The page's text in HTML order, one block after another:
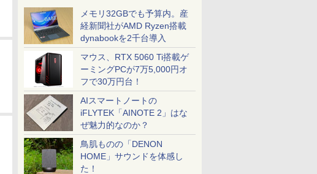
メモリ32GBでも予算内。産
経新聞社がAMD Ryzen搭載
dynabookを2千台導入
マウス、RTX 5060 Ti搭載ゲ
ーミングPCが7万5,000円オ
フで30万円台！
AIスマートノートの
iFLYTEK「AINOTE 2」はな
ぜ魅力的なのか？
鳥肌ものの「DENON
HOME」サウンドを体感し
た！